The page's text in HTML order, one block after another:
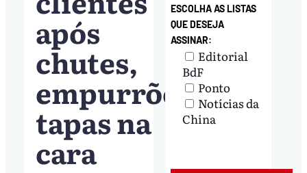
após
chutes,
empurrões e
tapas na
cara
ESCOLHA AS LISTAS
QUE DESEJA
ASSINAR:
Editorial
BdF
Ponto
Notícias da
China